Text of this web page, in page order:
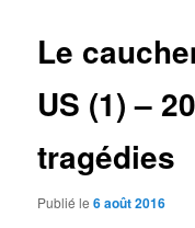
Le
US (1) –
tragédies
Publié le6 août 2016